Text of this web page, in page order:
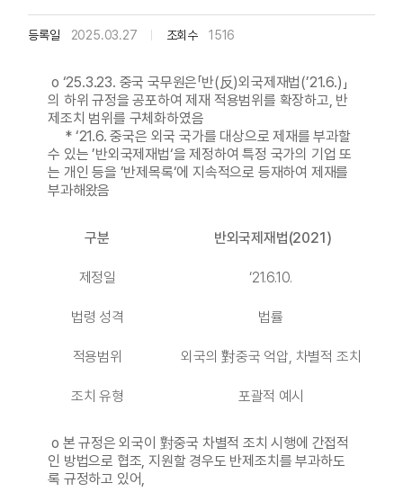
등록일 2025.03.27 조회수 1516
o ‘25.3.23. 중국 국무원은「반(反)외국제재법(’21.6.)」
의 하위 규정을 공포하여 제재 적용범위를 확장하고, 반
제조치 범위를 구체화하였음
* ‘21.6. 중국은 외국 국가를 대상으로 제재를 부과할
수 있는 ’반외국제재법‘을 제정하여 특정 국가의 기업 또
는 개인 등을 ’반제목록‘에 지속적으로 등재하여 제재를
부과해왔음
구분 반외국제재법(2021)
제정일 ‘21.6.10.
법령 성격 법률
적용범위 외국의 對중국 억압, 차별적 조치
조치 유형 포괄적 예시
o 본 규정은 외국이 對중국 차별적 조치 시행에 간접적
인 방법으로 협조, 지원할 경우도 반제조치를 부과하도
록 규정하고 있어,